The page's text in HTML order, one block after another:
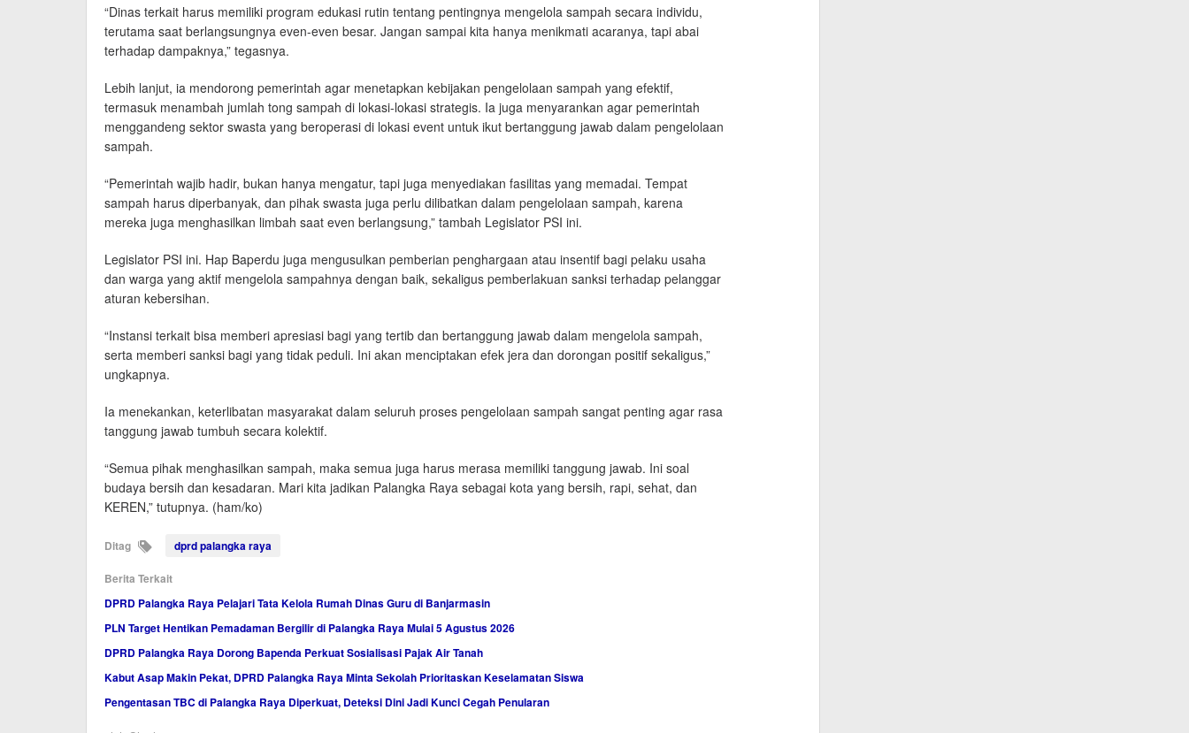
“Dinas terkait harus memiliki program edukasi rutin tentang pentingnya mengelola sampah secara individu,
terutama saat berlangsungnya even-even besar. Jangan sampai kita hanya menikmati acaranya, tapi abai
terhadap dampaknya,” tegasnya.
Lebih lanjut, ia mendorong pemerintah agar menetapkan kebijakan pengelolaan sampah yang efektif,
termasuk menambah jumlah tong sampah di lokasi-lokasi strategis. Ia juga menyarankan agar pemerintah
menggandeng sektor swasta yang beroperasi di lokasi event untuk ikut bertanggung jawab dalam pengelolaan
sampah.
“Pemerintah wajib hadir, bukan hanya mengatur, tapi juga menyediakan fasilitas yang memadai. Tempat
sampah harus diperbanyak, dan pihak swasta juga perlu dilibatkan dalam pengelolaan sampah, karena
mereka juga menghasilkan limbah saat even berlangsung,” tambah Legislator PSI ini.
Legislator PSI ini. Hap Baperdu juga mengusulkan pemberian penghargaan atau insentif bagi pelaku usaha
dan warga yang aktif mengelola sampahnya dengan baik, sekaligus pemberlakuan sanksi terhadap pelanggar
aturan kebersihan.
“Instansi terkait bisa memberi apresiasi bagi yang tertib dan bertanggung jawab dalam mengelola sampah,
serta memberi sanksi bagi yang tidak peduli. Ini akan menciptakan efek jera dan dorongan positif sekaligus,”
ungkapnya.
Ia menekankan, keterlibatan masyarakat dalam seluruh proses pengelolaan sampah sangat penting agar rasa
tanggung jawab tumbuh secara kolektif.
“Semua pihak menghasilkan sampah, maka semua juga harus merasa memiliki tanggung jawab. Ini soal
budaya bersih dan kesadaran. Mari kita jadikan Palangka Raya sebagai kota yang bersih, rapi, sehat, dan
KEREN,” tutupnya. (ham/ko)
Ditag dprd palangka raya
Berita Terkait
DPRD Palangka Raya Pelajari Tata Kelola Rumah Dinas Guru di Banjarmasin
PLN Target Hentikan Pemadaman Bergilir di Palangka Raya Mulai 5 Agustus 2026
DPRD Palangka Raya Dorong Bapenda Perkuat Sosialisasi Pajak Air Tanah
Kabut Asap Makin Pekat, DPRD Palangka Raya Minta Sekolah Prioritaskan Keselamatan Siswa
Pengentasan TBC di Palangka Raya Diperkuat, Deteksi Dini Jadi Kunci Cegah Penularan